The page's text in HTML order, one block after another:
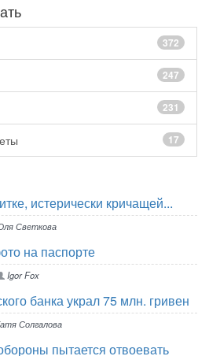
372
247
231
17
истерически кричащей...
Светкова
на паспорте
Igor Fox
банка украл 75 млн. гривен
Солгалова
пытается отвоевать